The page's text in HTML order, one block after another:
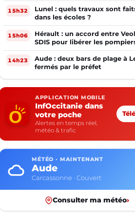
15h32
Lunel : quels travaux sont
dans les écoles ?
15h06
Hérault : un accord entre
SDIS pour libérer les
volontaires
14h23
Aude : deux bars de plage à
fermés par le préfet
APPLICATION MOBILE
InfOccitanie dans
votre poche
Alertes en temps réel,
météo & trafic
MÉTÉO · MAINTENANT
Aude
Carcassonne · Couvert
Consulter ma météo›